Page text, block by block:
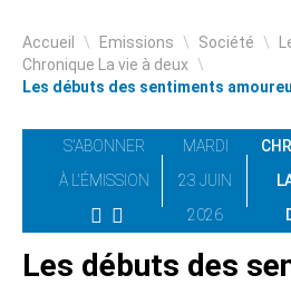
Accueil \ Emissions \ Société \
Chronique La vie à deux \
Les débuts des sentiments
S'ABONNER
À L'ÉMISSION
MARDI
23 JUIN
2026
Les débuts des